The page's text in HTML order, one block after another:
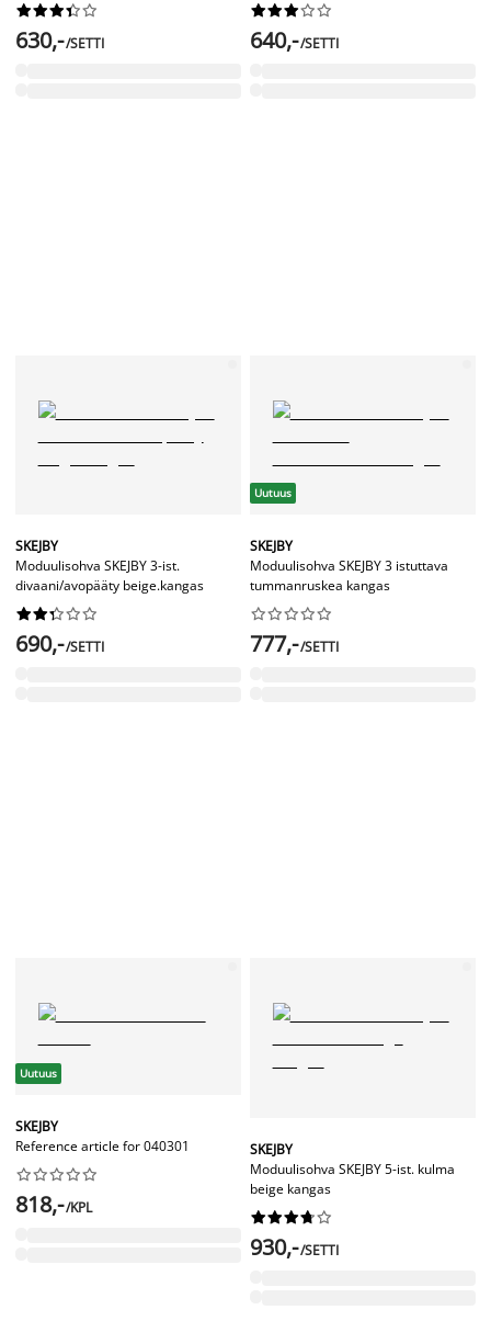






630,-/SETTI






640,-/SETTI
SKEJBY
Moduulisohva SKEJBY 3-ist.
divaani/avopääty beige.kangas






690,-/SETTI
Uutuus
SKEJBY
Moduulisohva SKEJBY 3 istuttava
tummanruskea kangas






777,-/SETTI
Uutuus
SKEJBY
Reference article for 040301






818,-/KPL
SKEJBY
Moduulisohva SKEJBY 5-ist. kulma
beige kangas






930,-/SETTI